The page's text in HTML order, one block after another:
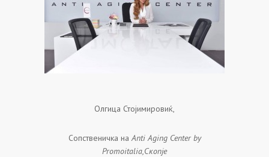
Олгица Стојимировиќ,
Сопственичка наAnti Aging Center by
Promoitalia,Скопјe